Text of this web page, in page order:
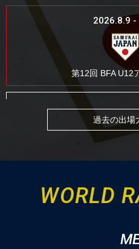
2026.8.9 -
第12回 BFA U12
2026.8.23
ラグザス
過去の出場
WORLD